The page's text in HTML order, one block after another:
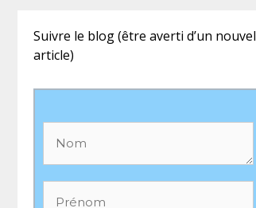
Suivre le blog (être averti d’un nouvel
article)